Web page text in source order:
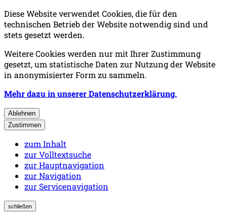
Diese Website verwendet Cookies, die für den
technischen Betrieb der Website notwendig sind und
stets gesetzt werden.
Weitere Cookies werden nur mit Ihrer Zustimmung
gesetzt, um statistische Daten zur Nutzung der Website
in anonymisierter Form zu sammeln.
Mehr dazu in unserer Datenschutzerklärung.
Ablehnen
Zustimmen
zum Inhalt
zur Volltextsuche
zur Hauptnavigation
zur Navigation
zur Servicenavigation
schließen